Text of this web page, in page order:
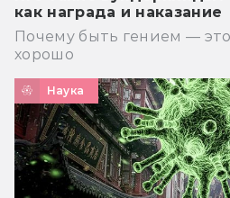
как награда и наказание
Почему быть гением —
хорошо
Наука